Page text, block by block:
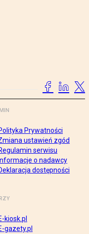
Prywatności
ustawień zgód
serwisu
Informacje o nadawcy
dostępności
kiosk.pl
gazety.pl